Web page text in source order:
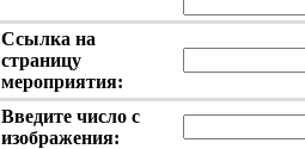
Ссылка на
страницу
мероприятия:
Введите число с
изображения: